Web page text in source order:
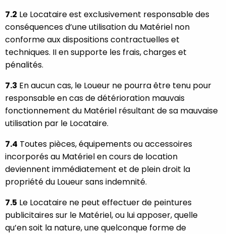
7.2 Le Locataire est exclusivement responsable des
conséquences d’une utilisation du Matériel non
conforme aux dispositions contractuelles et
techniques. II en supporte les frais, charges et
pénalités.
7.3 En aucun cas, le Loueur ne pourra être tenu pour
responsable en cas de détérioration mauvais
fonctionnement du Matériel résultant de sa mauvaise
utilisation par le Locataire.
7.4 Toutes pièces, équipements ou accessoires
incorporés au Matériel en cours de location
deviennent immédiatement et de plein droit la
propriété du Loueur sans indemnité.
7.5 Le Locataire ne peut effectuer de peintures
publicitaires sur le Matériel, ou lui apposer, quelle
qu’en soit la nature, une quelconque forme de